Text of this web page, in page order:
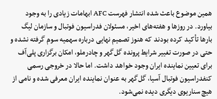
همین موضوع باعث شده انتشار فهرست AFC ابهامات زیادی را به وجود
بیاورد. در روزها و هفته‌های اخیر، مسئولان فدراسیون فوتبال و سازمان لیگ
بارها تأکید کرده بودند که هنوز تصمیم نهایی درباره سهمیه سوم گرفته نشده و
حتی در صورت تغییر شرایط پرونده گل‌گهر و چادرملو، امکان برگزاری پلی‌آف
برای تعیین نماینده ایران وجود خواهد داشت. اما حالا در خروجی رسمی
کنفدراسیون فوتبال آسیا، گل‌گهر به عنوان نماینده ایران معرفی شده و نامی از
هیچ سناریوی دیگری دیده نمی‌شود.